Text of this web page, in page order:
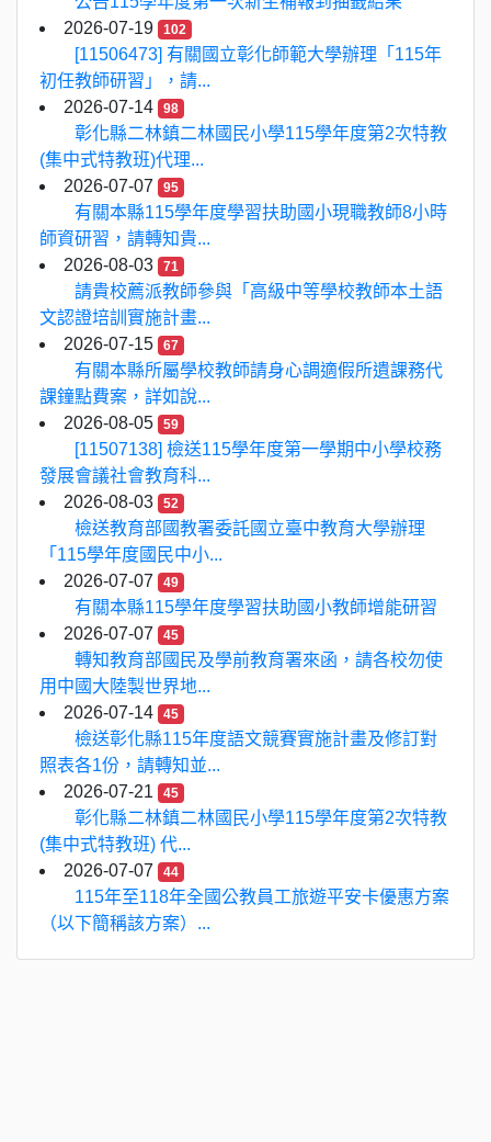
2026-07-19
102
[11506473] 有關國立彰化師範大學辦理「115年
初任教師研習」，請...
2026-07-14
98
彰化縣二林鎮二林國民小學115學年度第2次特教
(集中式特教班)代理...
2026-07-07
95
有關本縣115學年度學習扶助國小現職教師8小時
師資研習，請轉知貴...
2026-08-03
71
請貴校薦派教師參與「高級中等學校教師本土語
文認證培訓實施計畫...
2026-07-15
67
有關本縣所屬學校教師請身心調適假所遺課務代
課鐘點費案，詳如說...
2026-08-05
59
[11507138] 檢送115學年度第一學期中小學校務
發展會議社會教育科...
2026-08-03
52
檢送教育部國教署委託國立臺中教育大學辦理
「115學年度國民中小...
2026-07-07
49
有關本縣115學年度學習扶助國小教師增能研習
2026-07-07
45
轉知教育部國民及學前教育署來函，請各校勿使
用中國大陸製世界地...
2026-07-14
45
檢送彰化縣115年度語文競賽實施計畫及修訂對
照表各1份，請轉知並...
2026-07-21
45
彰化縣二林鎮二林國民小學115學年度第2次特教
(集中式特教班) 代...
2026-07-07
44
115年至118年全國公教員工旅遊平安卡優惠方案
（以下簡稱該方案）...